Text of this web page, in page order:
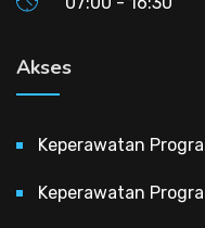
Akses
Keperawatan
Keperawatan